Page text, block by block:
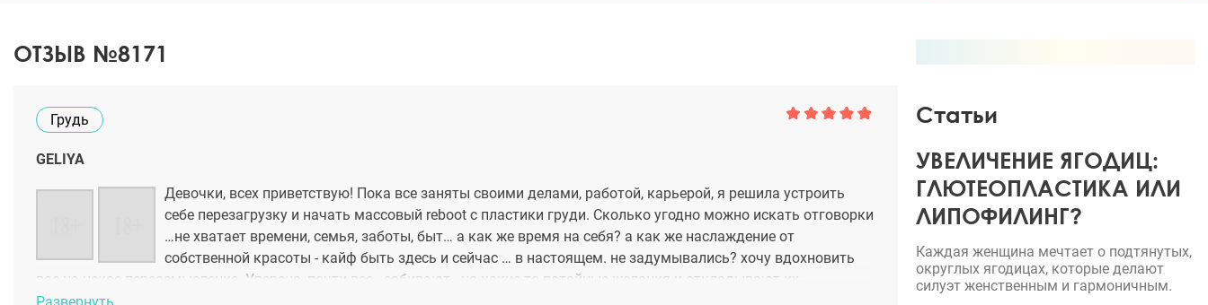
ОТЗЫВ №8171
Грудь
GELIYA
Девочки, всех приветствую! Пока все заняты своими делами, работой, карьерой, я решила устроить
себе перезагрузку и начать массовый reboot с пластики груди. Сколько угодно можно искать отговорки
…не хватает времени, семья, заботы, быт… а как же время на себя? а как же наслаждение от
собственной красоты - кайф быть здесь и сейчас … в настоящем. не задумывались? хочу вдохновить
вас на некое переосмысление. Уверена, почти все «забивают» на какие-то потайные желания и откладывают их
реализацию. Не надо так делать,. вперед, дерзайте ) Как это сделала я- мой мощный старт - пластика у Сергеева Ильи. На
Статьи
УВЕЛИЧЕНИЕ ЯГОДИЦ:
ГЛЮТЕОПЛАСТИКА ИЛИ
ЛИПОФИЛИНГ?
Каждая женщина мечтает о подтянутых,
округлых ягодицах, которые делают
силуэт женственным и гармоничным.